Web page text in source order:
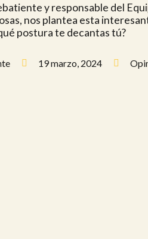
y responsable del
nos plantea esta
postura te decantas tú?
19 marzo, 2024